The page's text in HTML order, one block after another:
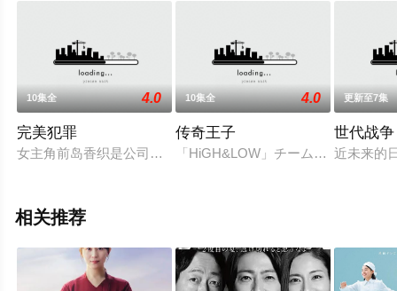
10集全 4.0
完美犯罪
女主角前岛香织是公司内大家都憧憬的存在，私下她其实和上
10集全 4.0
传奇王子
「HiGH&LOW」チーム新プロジェ
更新至7集
世代战争
近未来的
相关推荐